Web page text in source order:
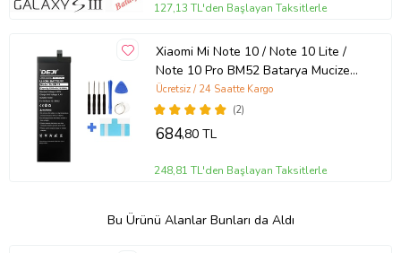
127,13 TL'den Başlayan Taksitlerle
Xiaomi Mi Note 10 / Note 10 Lite /
Note 10 Pro BM52 Batarya Mucize
Batarya Deji
(2)
Ücretsiz / 24 Saatte Kargo
684,80 TL
248,81 TL'den Başlayan Taksitlerle
Bu Ürünü Alanlar Bunları da Aldı